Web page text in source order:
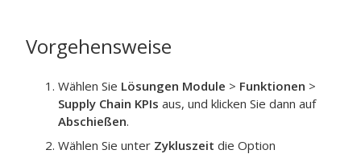
Vorgehensweise
Wählen Sie Lösungen Module > Funktionen >
Supply Chain KPIs aus, und klicken Sie dann auf
Abschießen.
Wählen Sie unter Zykluszeit die Option